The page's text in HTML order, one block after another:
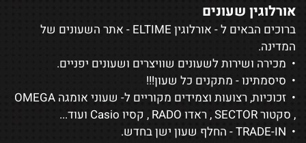
אורלוגין שעונים
ברוכים הבאים ל - אורלוגין ELTIME - אתר השעונים של
המדינה.
• מכירה ושירות לשעונים שוויצרים ושעונים יפניים.
• סיסמתינו - מתקנים כל שעון!!!
• זכוכיות, רצועות וצמידים מקוריים ל- שעוני אומגה OMEGA
, סקטור SECTOR , ראדו RADO , קסיו Casio
ועוד...
• TRADE-IN - החלף שעון ישן בחדש.